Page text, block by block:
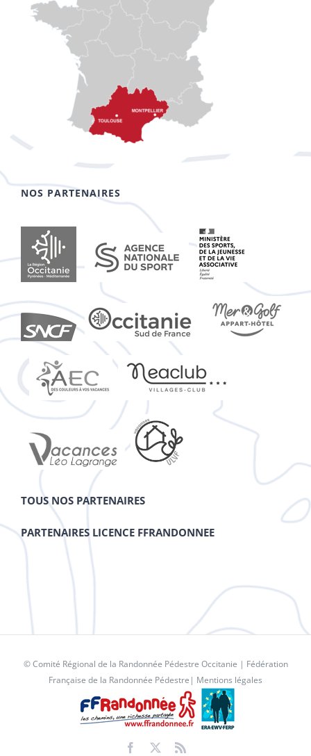
NOS PARTENAIRES
TOUS NOS PARTENAIRES
PARTENAIRES LICENCE FFRANDONNEE
© Comité Régional de la Randonnée Pédestre Occitanie | Fédération
Française de la Randonnée Pédestre | Mentions légales
Facebook